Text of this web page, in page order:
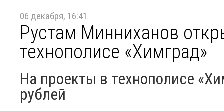
06 декабря, 16:41
Рустам Минниханов
технополисе «Химград»
На проекты в технополисе
рублей